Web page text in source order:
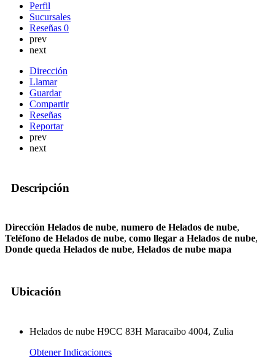
Perfil
Sucursales
Reseñas 0
prev
next
Dirección
Llamar
Guardar
Compartir
Reseñas
Reportar
prev
next
Descripción
Dirección Helados de nube, numero de Helados de nube,
Teléfono de Helados de nube, como llegar a Helados de nube,
Donde queda Helados de nube, Helados de nube mapa
Ubicación
Helados de nube H9CC 83H Maracaibo 4004, Zulia
Obtener Indicaciones